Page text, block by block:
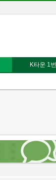
K타운 1